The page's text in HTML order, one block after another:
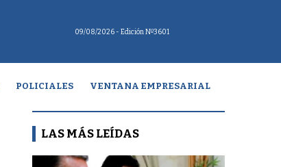
09/08/2026 - Edición Nº3601
POLICIALES VENTANA EMPRESARIAL
LAS MÁS LEÍDAS